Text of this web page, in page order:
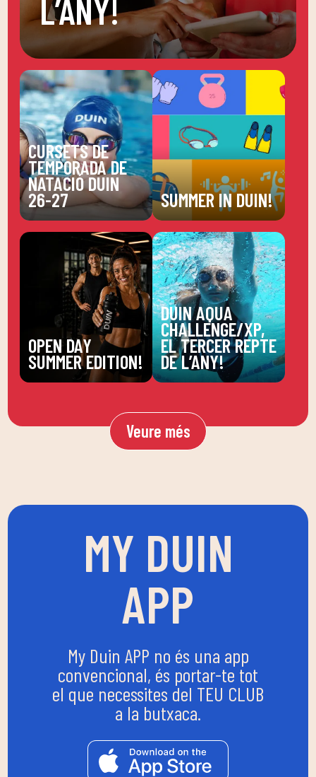
L’ANY!
CURSETS DE
TEMPORADA DE
NATACIÓ DUIN
26-27 SUMMER IN DUIN!
OPEN DAY
SUMMER EDITION!
DUIN AQUA
CHALLENGE/XP,
EL TERCER REPTE
DE L’ANY!
Veure més
MY DUIN
APP
My Duin APP no és una app
convencional, és portar-te tot
el que necessites del TEU CLUB
a la butxaca.